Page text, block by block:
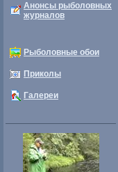
Анонсы рыболовных
журналов
Рыболовные обои
Приколы
Галереи